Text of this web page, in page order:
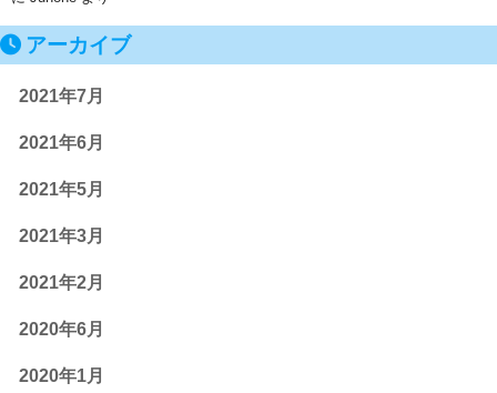
アーカイブ
2021年7月
2021年6月
2021年5月
2021年3月
2021年2月
2020年6月
2020年1月